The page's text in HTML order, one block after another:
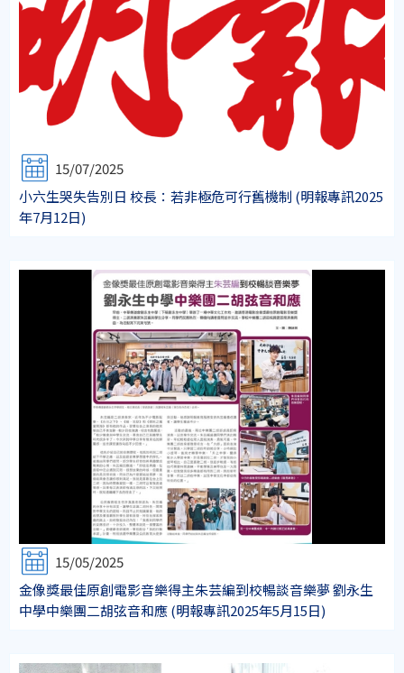
15/07/2025
小六生哭失告別日 校長：若非極危可行舊機制 (明報專訊2025
年7月12日)
15/05/2025
金像獎最佳原創電影音樂得主朱芸編到校暢談音樂夢 劉永生
中學中樂團二胡弦音和應 (明報專訊2025年5月15日)